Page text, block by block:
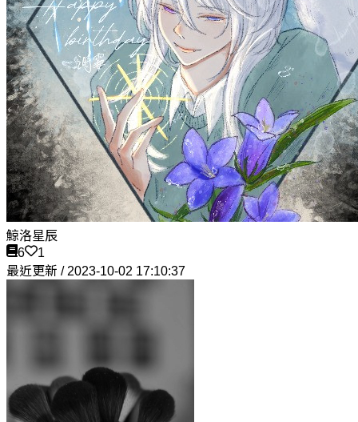
鯨洛星辰
6
1
最近更新 / 2023-10-02 17:10:37